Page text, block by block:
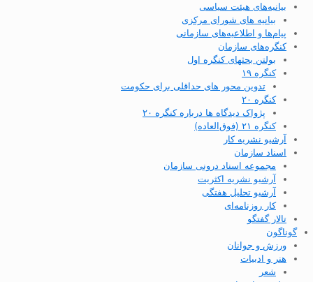
بیانیه‌های هیئت سیاسی
بیانیه های شورای مرکزی
پیام‌ها و اطلاعیه‌های سازمانی
کنگره‌های سازمان
بولتن بحثهای کنگره اول
کنگره ۱۹
تدوین محور های حداقلی برای حکومت
کنگره ۲۰
پژواک دیدگاه ها درباره کنگره ۲۰
کنگره ۲۱ (فوق‌العاده)
آرشیو نشریه کار
اسناد سازمان
مجموعه اسناد درونی سازمان
آرشیو نشریه اکثریت
آرشیو تحلیل هفتگی
کار روزنامه‌ای
تالار گفتگو
گوناگون
ورزش و جوانان
هنر و ادبیات
شعر